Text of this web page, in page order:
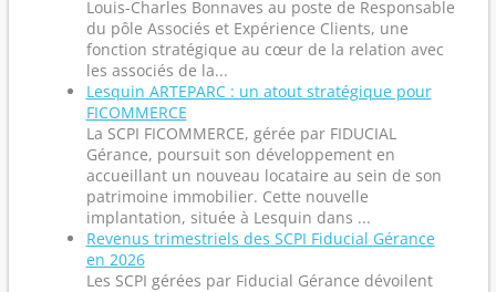
Louis-Charles Bonnaves au poste de Responsable
du pôle Associés et Expérience Clients, une
fonction stratégique au cœur de la relation avec
les associés de la...
Lesquin ARTEPARC : un atout stratégique pour
FICOMMERCE
La SCPI FICOMMERCE, gérée par FIDUCIAL
Gérance, poursuit son développement en
accueillant un nouveau locataire au sein de son
patrimoine immobilier. Cette nouvelle
implantation, située à Lesquin dans ...
Revenus trimestriels des SCPI Fiducial Gérance
en 2026
Les SCPI gérées par Fiducial Gérance dévoilent